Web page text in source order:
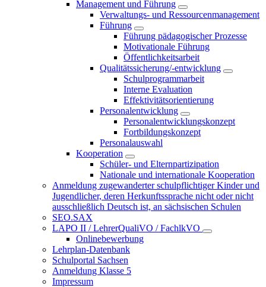
Management und Führung
Verwaltungs- und Ressourcenmanagement
Führung
Führung pädagogischer Prozesse
Motivationale Führung
Öffentlichkeitsarbeit
Qualitätssicherung/-entwicklung
Schulprogrammarbeit
Interne Evaluation
Effektivitätsorientierung
Personalentwicklung
Personalentwicklungskonzept
Fortbildungskonzept
Personalauswahl
Kooperation
Schüler- und Elternpartizipation
Nationale und internationale Kooperation
Anmeldung zugewanderter schulpflichtiger Kinder und
Jugendlicher, deren Herkunftssprache nicht oder nicht
ausschließlich Deutsch ist, an sächsischen Schulen
SEO.SAX
LAPO II / LehrerQualiVO / FachlkVO
Onlinebewerbung
Lehrplan-Datenbank
Schulportal Sachsen
Anmeldung Klasse 5
Impressum